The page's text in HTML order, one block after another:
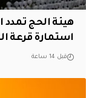
هيئة الحج
استمارة قرعة
قبل 14 ساعة